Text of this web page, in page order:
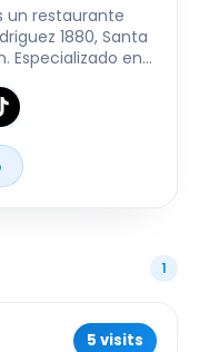
un restaurante
1880, Santa
Especializado en
y variadas para
y jueves cuentan
disfrutar de
diversa y
buscan calidad y
dentro del hotel
1
5 visits